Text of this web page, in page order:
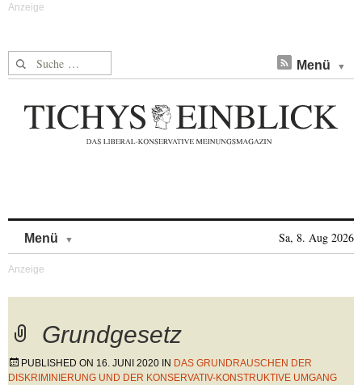
Suche nach: Menü
Menü Sa, 8. Aug 2026
Grundgesetz
PUBLISHED ON 16. JUNI 2020 IN DAS GRUNDRAUSCHEN DER
DISKRIMINIERUNG UND DER KONSERVATIV-KONSTRUKTIVE UMGANG